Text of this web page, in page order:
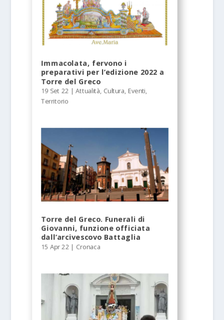
Immacolata, fervono i
preparativi per l’edizione 2022 a
Torre del Greco
19 Set 22 |Attualità, Cultura,Eventi,
Territorio
Torre del Greco. Funerali di
Giovanni, funzione officiata
dall’arcivescovo Battaglia
15 Apr 22 | Cronaca